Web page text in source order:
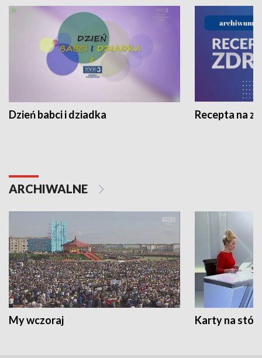
Dzień babci i dziadka Recepta na
ARCHIWALNE
My wczoraj Karty na